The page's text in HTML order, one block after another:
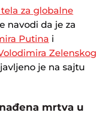
za globalne
navodi da je za
Putina i
Zelenskog
je na sajtu
mrtva u